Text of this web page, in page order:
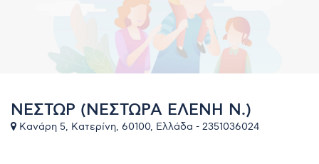
ΝΕΣΤΩΡ (ΝΕΣΤΩΡΑ ΕΛΕΝΗ Ν.)
Κανάρη 5, Κατερίνη, 60100, Ελλάδα - 2351036024